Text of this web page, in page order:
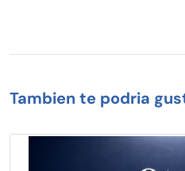
Tambien te podria